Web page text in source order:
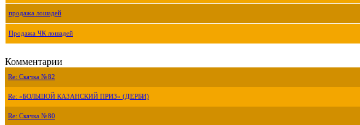
продажа лошадей
Продажа ЧК лошадей
Комментарии
Re: Скачка №82
Re: «БОЛЬШОЙ КАЗАНСКИЙ ПРИЗ» (ДЕРБИ)
Re: Скачка №80